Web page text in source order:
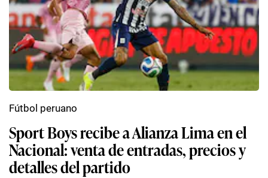
Sport Boys recibe a Alianza Lima en el
Nacional: venta de entradas, precios y
detalles del partido
Fútbol peruano